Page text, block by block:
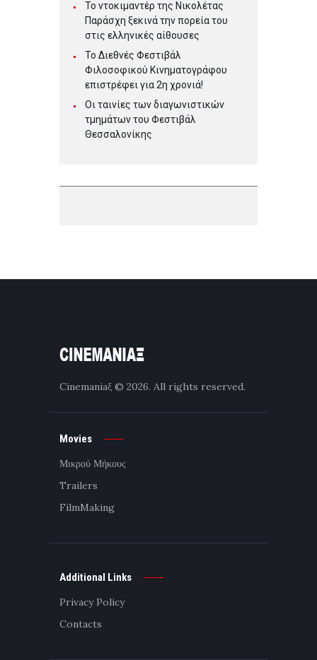
Το ντοκιμαντέρ της Νικολέτας
Παράσχη ξεκινά την πορεία του
στις ελληνικές αίθουσες
Το Διεθνές Φεστιβάλ
Φιλοσοφικού Κινηματογράφου
επιστρέφει για 2η χρονιά!
Οι ταινίες των διαγωνιστικών
τμημάτων του Φεστιβάλ
Θεσσαλονίκης
Cinemaniaξ © 2026. All rights reserved.
Movies
Μικρού Μήκους
Trailers
FilmMaking
Additional Links
Privacy Policy
Contacts